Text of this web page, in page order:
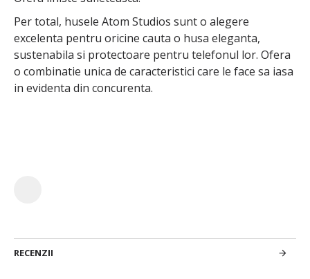
Per total, husele Atom Studios sunt o alegere
excelenta pentru oricine cauta o husa eleganta,
sustenabila si protectoare pentru telefonul lor. Ofera
o combinatie unica de caracteristici care le face sa iasa
in evidenta din concurenta.
RECENZII